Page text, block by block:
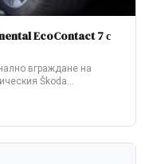
EcoContact 7 с
вграждане на
Škoda…